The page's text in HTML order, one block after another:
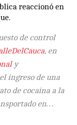
reaccionó en
de control
, en
y
ingreso de una
de cocaína a la
en…